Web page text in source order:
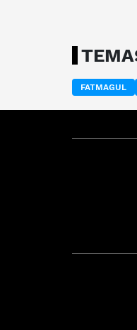
FATMAGUL